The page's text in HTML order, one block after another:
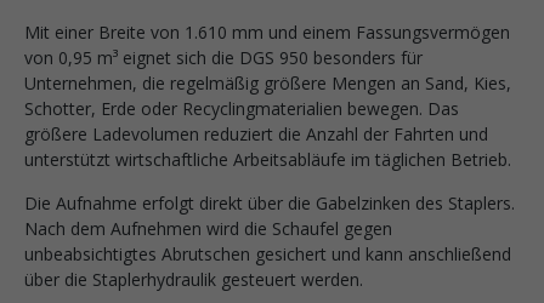
Mit einer Breite von 1.610 mm und einem Fassungsvermögen
von 0,95 m³ eignet sich die DGS 950 besonders für
Unternehmen, die regelmäßig größere Mengen an Sand, Kies,
Schotter, Erde oder Recyclingmaterialien bewegen. Das
größere Ladevolumen reduziert die Anzahl der Fahrten und
unterstützt wirtschaftliche Arbeitsabläufe im täglichen Betrieb.
Die Aufnahme erfolgt direkt über die Gabelzinken des Staplers.
Nach dem Aufnehmen wird die Schaufel gegen
unbeabsichtigtes Abrutschen gesichert und kann anschließend
über die Staplerhydraulik gesteuert werden.